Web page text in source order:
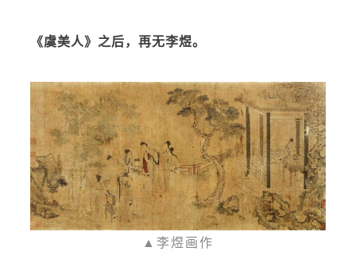
《虞美人》之后，再无李煜。
▲李煜画作